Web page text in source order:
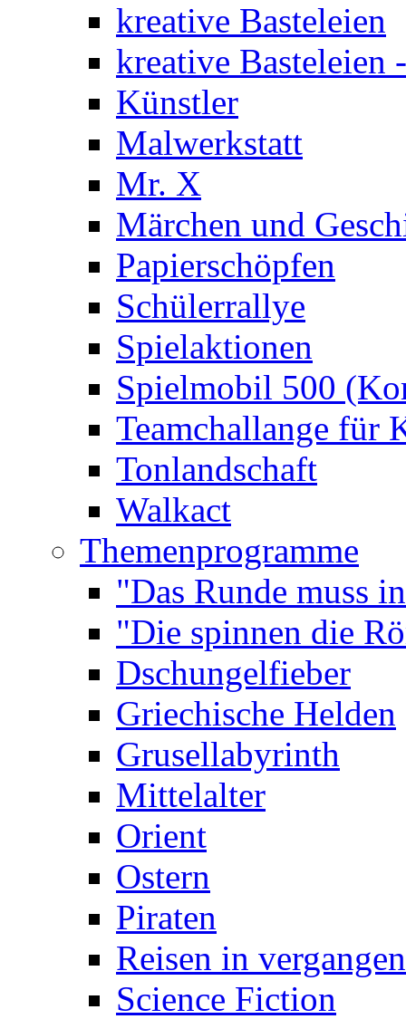
kreative Basteleien
kreative Basteleien
Künstler
Malwerkstatt
Mr. X
Märchen und
Papierschöpfen
Schülerrallye
Spielaktionen
Spielmobil 500
Teamchallange für
Tonlandschaft
Walkact
Themenprogramme
"Das Runde muss
"Die spinnen die
Dschungelfieber
Griechische Helden
Grusellabyrinth
Mittelalter
Orient
Ostern
Piraten
Reisen in
Science Fiction